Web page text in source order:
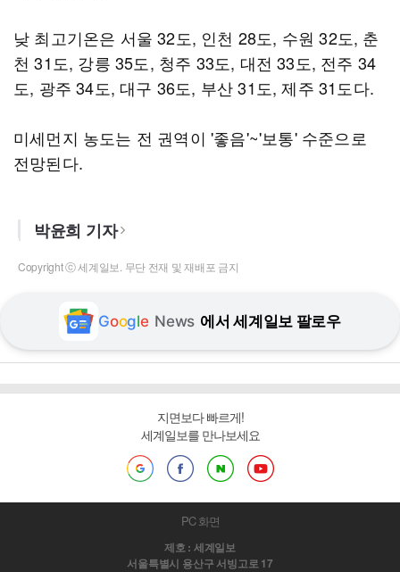
낮 최고기온은 서울 32도, 인천 28도, 수원 32도, 춘
천 31도, 강릉 35도, 청주 33도, 대전 33도, 전주 34
도, 광주 34도, 대구 36도, 부산 31도, 제주 31도다.
미세먼지 농도는 전 권역이 '좋음'~'보통' 수준으로
전망된다.
박윤희 기자
Copyright ⓒ 세계일보. 무단 전재 및 재배포 금지
Google News 에서 세계일보 팔로우
지면보다 빠르게!
세계일보를 만나보세요
PC 화면
제호 : 세계일보
서울특별시 용산구 서빙고로 17